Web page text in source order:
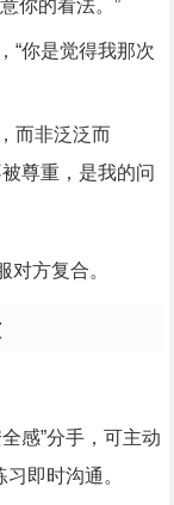
你的看法。”
“你是觉得我那次
而非泛泛而
尊重，是我的问
对方复合。
感”分手，可主动
即时沟通。